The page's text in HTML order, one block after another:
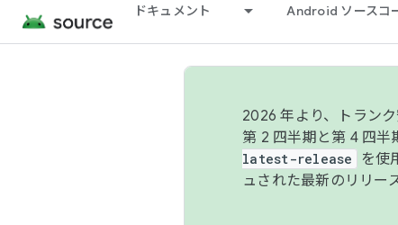
ドキュメント Android ソースコ
2026 年より、トラン
第 2 四半期と第 4 四半
latest-release
を使
ュされた最新のリリー